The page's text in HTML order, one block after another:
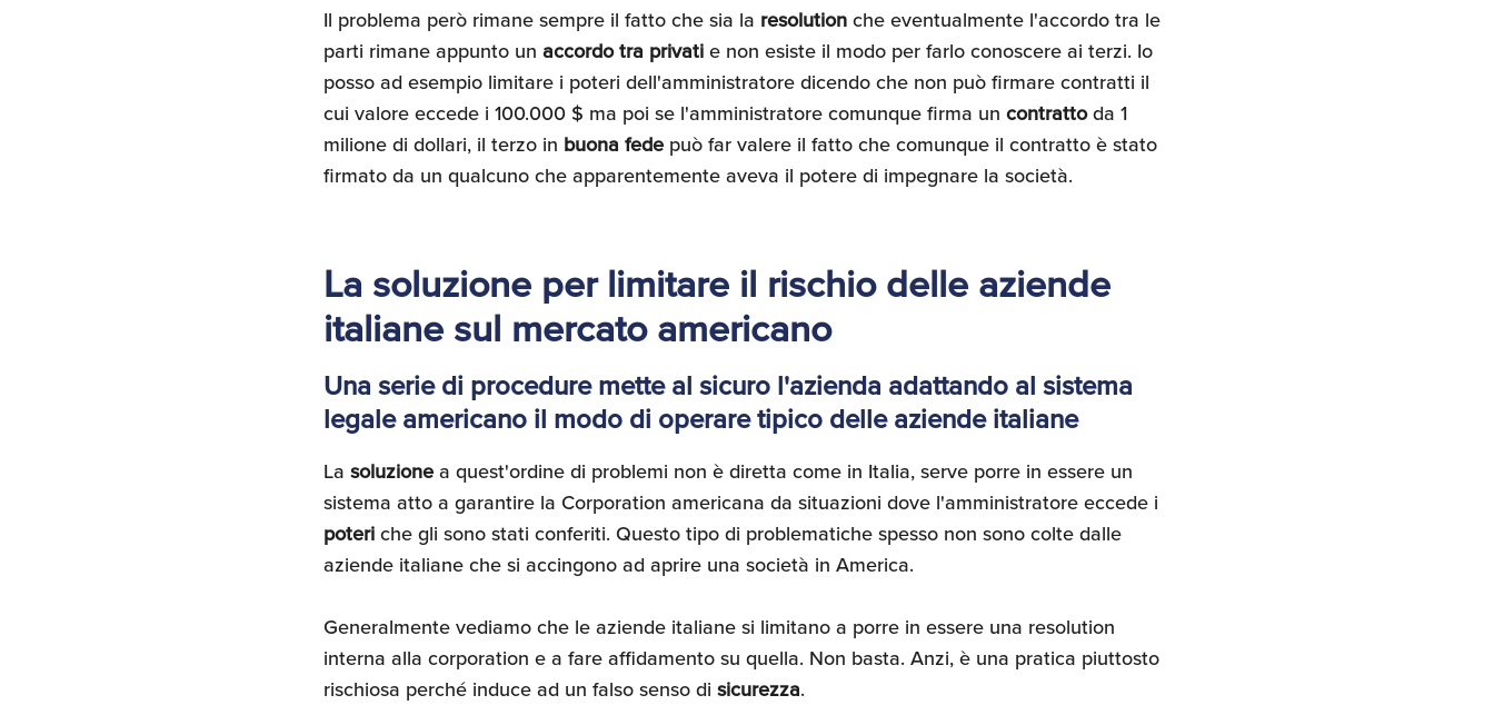
Il problema però rimane sempre il fatto che sia la resolutionche eventualmente l'accordo tra le
parti rimane appunto un accordo tra privatie non esiste il modo per farlo conoscere ai terzi. Io
posso ad esempio limitare i poteri dell'amministratore dicendo che non può firmare contratti il
cui valore eccede i 100.000 $ ma poi se l'amministratore comunque firma un contrattoda 1
milione di dollari, il terzo in buona fede può far valere il fatto che comunque il contratto è stato
firmato da un qualcuno che apparentemente aveva il potere di impegnare la società.
La soluzione per limitare il rischio delle aziende
italiane sul mercato americano
Una serie di procedure mette al sicuro l'azienda adattando al sistema
legale americano il modo di operare tipico delle aziende italiane
La soluzionea quest'ordine di problemi non è diretta come in Italia, serve porre in essere un
sistema atto a garantire la Corporation americana da situazioni dove l'amministratore eccede i
poteriche gli sono stati conferiti. Questo tipo di problematiche spesso non sono colte dalle
aziende italiane che si accingono ad aprire una società in America.
Generalmente vediamo che le aziende italiane si limitano a porre in essere una resolution
interna alla corporation e a fare affidamento su quella. Non basta. Anzi, è una pratica piuttosto
rischiosa perché induce ad un falso senso di sicurezza.